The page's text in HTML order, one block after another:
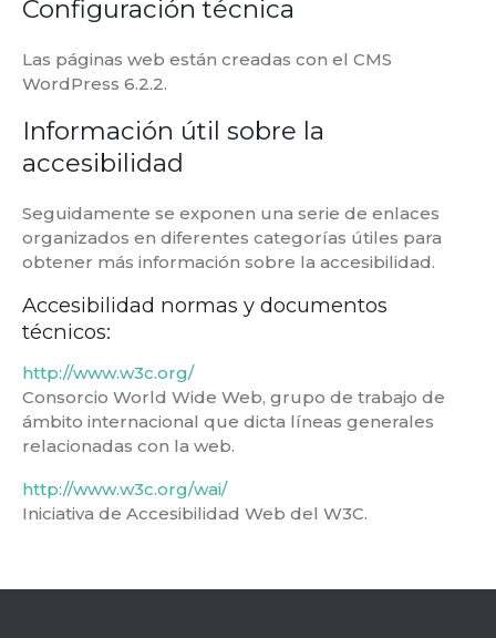
Configuración técnica
Las páginas web están creadas con el CMS
WordPress 6.2.2.
Información útil sobre la
accesibilidad
Seguidamente se exponen una serie de enlaces
organizados en diferentes categorías útiles para
obtener más información sobre la accesibilidad.
Accesibilidad normas y documentos
técnicos:
http://www.w3c.org/
Consorcio World Wide Web, grupo de trabajo de
ámbito internacional que dicta líneas generales
relacionadas con la web.
http://www.w3c.org/wai/
Iniciativa de Accesibilidad Web del W3C.